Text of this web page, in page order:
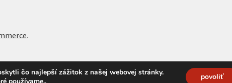
.
čo najlepší zážitok z našej webovej stránky.
povoliť